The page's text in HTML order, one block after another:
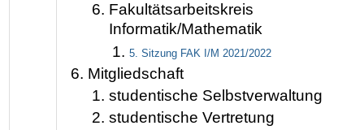
Fakultätsarbeitskreis
Informatik/Mathematik
5. Sitzung FAK I/M 2021/2022
Mitgliedschaft
studentische Selbstverwaltung
studentische Vertretung